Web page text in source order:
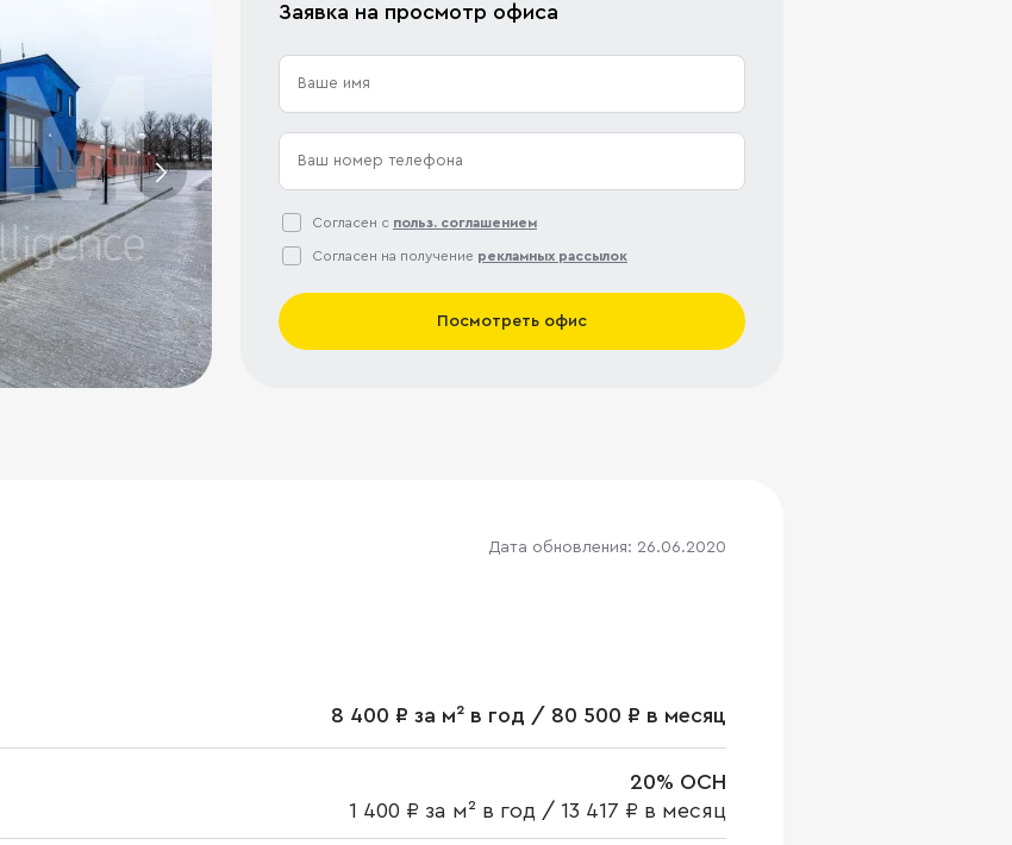
Заявка на просмотр офиса
Согласен с польз. соглашением
Согласен на получение рекламных рассылок
Посмотреть офис
Дата обновления: 26.06.2020
8 400 ₽ за м² в год / 80 500 ₽ в месяц
20% ОСН
1 400 ₽ за м² в год / 13 417 ₽ в месяц